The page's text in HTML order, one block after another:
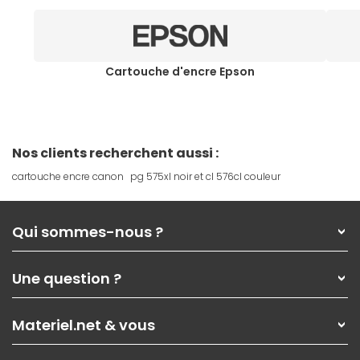
Cartouche d'encre Epson
Nos clients recherchent aussi :
cartouche encre canon pg 575xl noir et cl 576cl couleur
Qui sommes-nous ?
Nos services
Les magasins Materiel.net
Nos solutions pour les pros
Contactez-nous
Une question ?
Paiement, livraison
Garanties,Pack Zen
Materiel.net & vous